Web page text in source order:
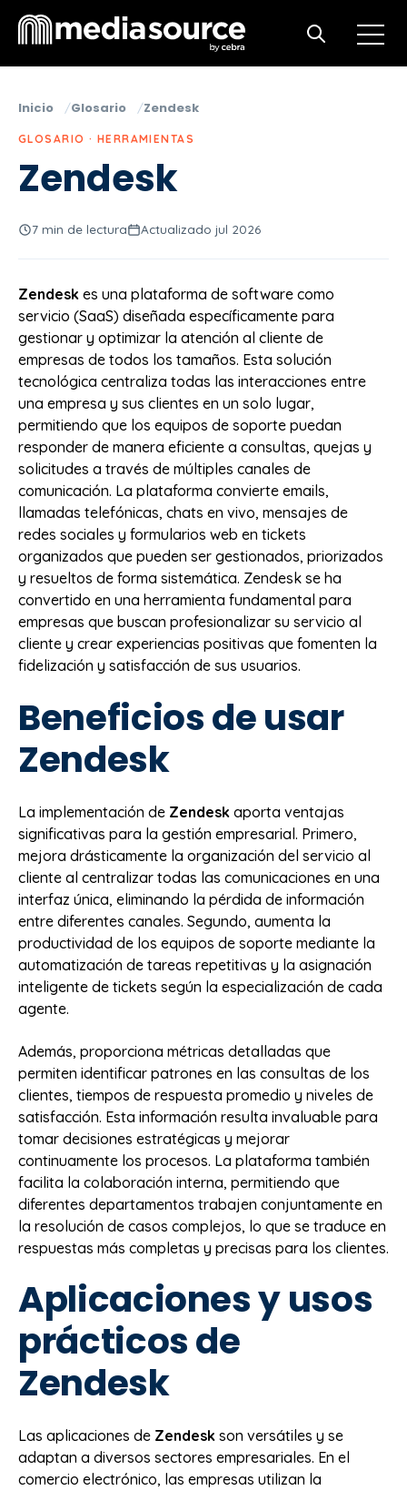
Open
Open search
Inicio Glosario Zendesk
GLOSARIO · HERRAMIENTAS
Zendesk
7 min de lectura Actualizado jul 2026
Zendesk es una plataforma de software como
servicio (SaaS) diseñada específicamente para
gestionar y optimizar la atención al cliente de
empresas de todos los tamaños. Esta solución
tecnológica centraliza todas las interacciones entre
una empresa y sus clientes en un solo lugar,
permitiendo que los equipos de soporte puedan
responder de manera eficiente a consultas, quejas y
solicitudes a través de múltiples canales de
comunicación. La plataforma convierte emails,
llamadas telefónicas, chats en vivo, mensajes de
redes sociales y formularios web en tickets
organizados que pueden ser gestionados, priorizados
y resueltos de forma sistemática. Zendesk se ha
convertido en una herramienta fundamental para
empresas que buscan profesionalizar su servicio al
cliente y crear experiencias positivas que fomenten la
fidelización y satisfacción de sus usuarios.
Beneficios de usar
Zendesk
La implementación de Zendesk aporta ventajas
significativas para la gestión empresarial. Primero,
mejora drásticamente la organización del servicio al
cliente al centralizar todas las comunicaciones en una
interfaz única, eliminando la pérdida de información
entre diferentes canales. Segundo, aumenta la
productividad de los equipos de soporte mediante la
automatización de tareas repetitivas y la asignación
inteligente de tickets según la especialización de cada
agente.
Además, proporciona métricas detalladas que
permiten identificar patrones en las consultas de los
clientes, tiempos de respuesta promedio y niveles de
satisfacción. Esta información resulta invaluable para
tomar decisiones estratégicas y mejorar
continuamente los procesos. La plataforma también
facilita la colaboración interna, permitiendo que
diferentes departamentos trabajen conjuntamente en
la resolución de casos complejos, lo que se traduce en
respuestas más completas y precisas para los clientes.
Aplicaciones y usos
prácticos de
Zendesk
Las aplicaciones de Zendesk son versátiles y se
adaptan a diversos sectores empresariales. En el
comercio electrónico, las empresas utilizan la